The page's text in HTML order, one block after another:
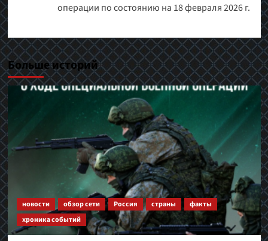
операции по состоянию на 18 февраля 2026 г.
Больше историй
новости обзор сети Россия страны
факты
хроника событий